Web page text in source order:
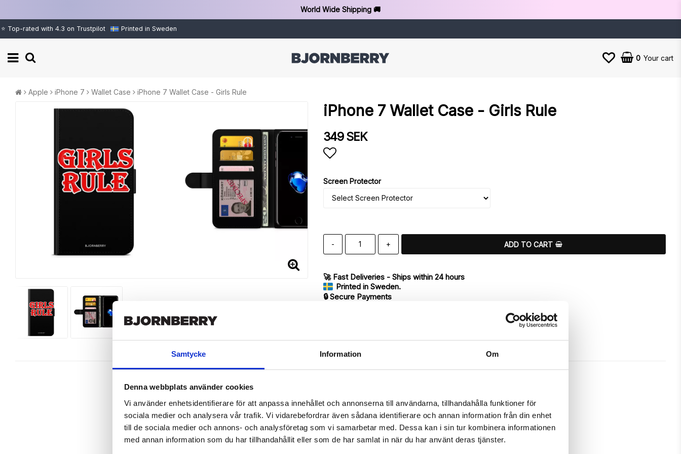
Samtycke Information Om
Denna webbplats använder cookies
Vi använder enhetsidentifierare för att anpassa innehållet och annonserna till användarna, tillhandahålla funktioner för
sociala medier och analysera vår trafik. Vi vidarebefordrar även sådana identifierare och annan information från din enhet
till de sociala medier och annons- och analysföretag som vi samarbetar med. Dessa kan i sin tur kombinera informationen
med annan information som du har tillhandahållit eller som de har samlat in när du har använt deras tjänster.
World Wide Shipping 🚚
⭐ Top-rated with 4.3 on Trustpilot Printed in Sweden
0 Your cart
Apple iPhone 7 Wallet Case iPhone 7 Wallet Case - Girls Rule
iPhone 7 Wallet Case - Girls Rule
349 SEK
Screen Protector
- + ADD TO CART
🚀 Fast Deliveries - Ships within 24 hours
Printed in Sweden.
🔒 Secure Payments
Article no.: 16544
Wallet case from Bjornberry for your iPhone 7 with unique print. Which gives great protection and has a unique "Girls Rule"-design.
Product details:
Customized front and black leather back.